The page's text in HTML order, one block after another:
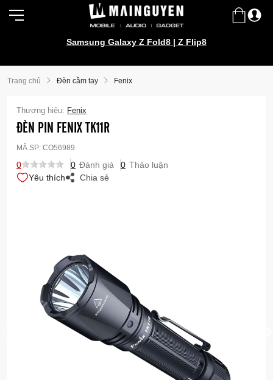
Samsung Galaxy Z Fold8 | Z Flip8
Trang chủ Đèn cầm tay Fenix
Thương hiệu: Fenix
ĐÈN PIN FENIX TK11R
MÃ SP: CO56989
0 0 Đánh giá 0 Thảo luận
Yêu thích
Chia sẻ